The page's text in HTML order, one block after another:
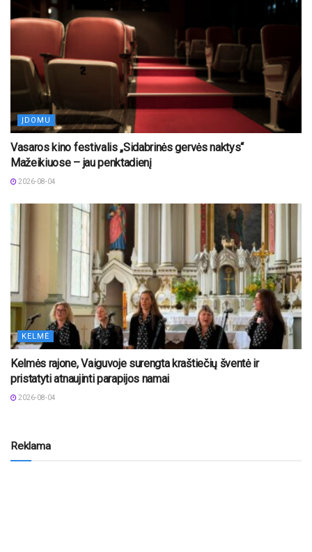
ĮDOMU
Vasaros kino festivalis „Sidabrinės gervės naktys“
Mažeikiuose – jau penktadienį
2026-08-04
KELMĖ
Kelmės rajone, Vaiguvoje surengta kraštiečių šventė ir
pristatyti atnaujinti parapijos namai
2026-08-04
Reklama